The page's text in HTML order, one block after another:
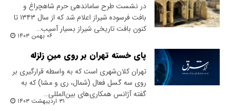
در نشست طرح ساماندهی حرم شاهچراغ و
بافت فرسوده شیراز اعلام شد که از سال ۱۳۴۳ تا
کنون بافت تاریخی شیراز بسیار آسیب…
۰۶ بهمن ۱۴۰۳
پای خسته تهران بر روی مینِ زلزله
تهران کلان‌شهری است که به واسطه قرارگیری بر
روی سه گسل فعال (شمال، ری و مشا) که به
گفته آژانس همکاری‌های بین‌المللی…
۳۱ اردیبهشت ۱۴۰۳